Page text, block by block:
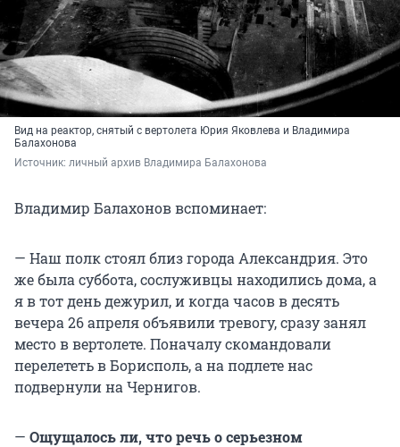
Вид на реактор, снятый с вертолета Юрия Яковлева и Владимира
Балахонова
Источник: личный архив Владимира Балахонова
Владимир Балахонов вспоминает:
— Наш полк стоял близ города Александрия. Это
же была суббота, сослуживцы находились дома, а
я в тот день дежурил, и когда часов в десять
вечера 26 апреля объявили тревогу, сразу занял
место в вертолете. Поначалу скомандовали
перелететь в Борисполь, а на подлете нас
подвернули на Чернигов.
— Ощущалось ли, что речь о серьезном